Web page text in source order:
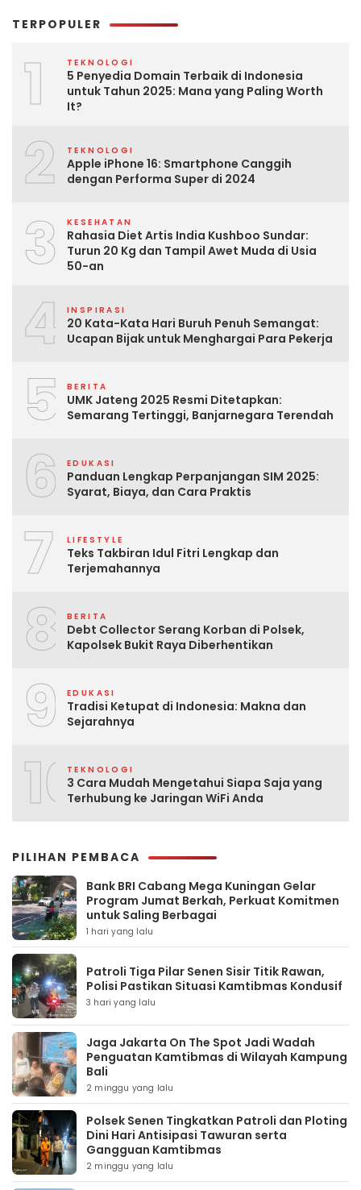
TERPOPULER
1 TEKNOLOGI
5 Penyedia Domain Terbaik di Indonesia
untuk Tahun 2025: Mana yang Paling Worth
It?
2 TEKNOLOGI
Apple iPhone 16: Smartphone Canggih
dengan Performa Super di 2024
3 KESEHATAN
Rahasia Diet Artis India Kushboo Sundar:
Turun 20 Kg dan Tampil Awet Muda di Usia
50-an
4 INSPIRASI
20 Kata-Kata Hari Buruh Penuh Semangat:
Ucapan Bijak untuk Menghargai Para Pekerja
5 BERITA
UMK Jateng 2025 Resmi Ditetapkan:
Semarang Tertinggi, Banjarnegara Terendah
6 EDUKASI
Panduan Lengkap Perpanjangan SIM 2025:
Syarat, Biaya, dan Cara Praktis
7 LIFESTYLE
Teks Takbiran Idul Fitri Lengkap dan
Terjemahannya
8 BERITA
Debt Collector Serang Korban di Polsek,
Kapolsek Bukit Raya Diberhentikan
9 EDUKASI
Tradisi Ketupat di Indonesia: Makna dan
Sejarahnya
10TEKNOLOGI
3 Cara Mudah Mengetahui Siapa Saja yang
Terhubung ke Jaringan WiFi Anda
PILIHAN PEMBACA
Bank BRI Cabang Mega Kuningan Gelar
Program Jumat Berkah, Perkuat Komitmen
untuk Saling Berbagai
1 hari yang lalu
Patroli Tiga Pilar Senen Sisir Titik Rawan,
Polisi Pastikan Situasi Kamtibmas Kondusif
3 hari yang lalu
Jaga Jakarta On The Spot Jadi Wadah
Penguatan Kamtibmas di Wilayah Kampung
Bali
2 minggu yang lalu
Polsek Senen Tingkatkan Patroli dan Ploting
Dini Hari Antisipasi Tawuran serta
Gangguan Kamtibmas
2 minggu yang lalu